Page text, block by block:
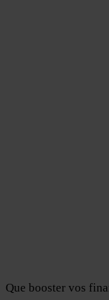
Que booster vos